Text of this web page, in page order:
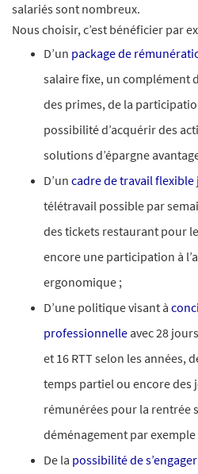
salariés sont nombreux.​
Nous choisir, c’est bénéficier par
D’un package de
salaire fixe, un complément
des primes, de la
possibilité d’acquérir des
solutions d’épargne
D’un cadre de travail flexible
télétravail possible par
des tickets restaurant pour
encore une participation à
ergonomique ;​
D’une politique visant à
professionnelle avec 28
et 16 RTT selon les années,
temps partiel ou encore des
rémunérées pour la rentrée
déménagement par exemple
De la possibilité de s’engager